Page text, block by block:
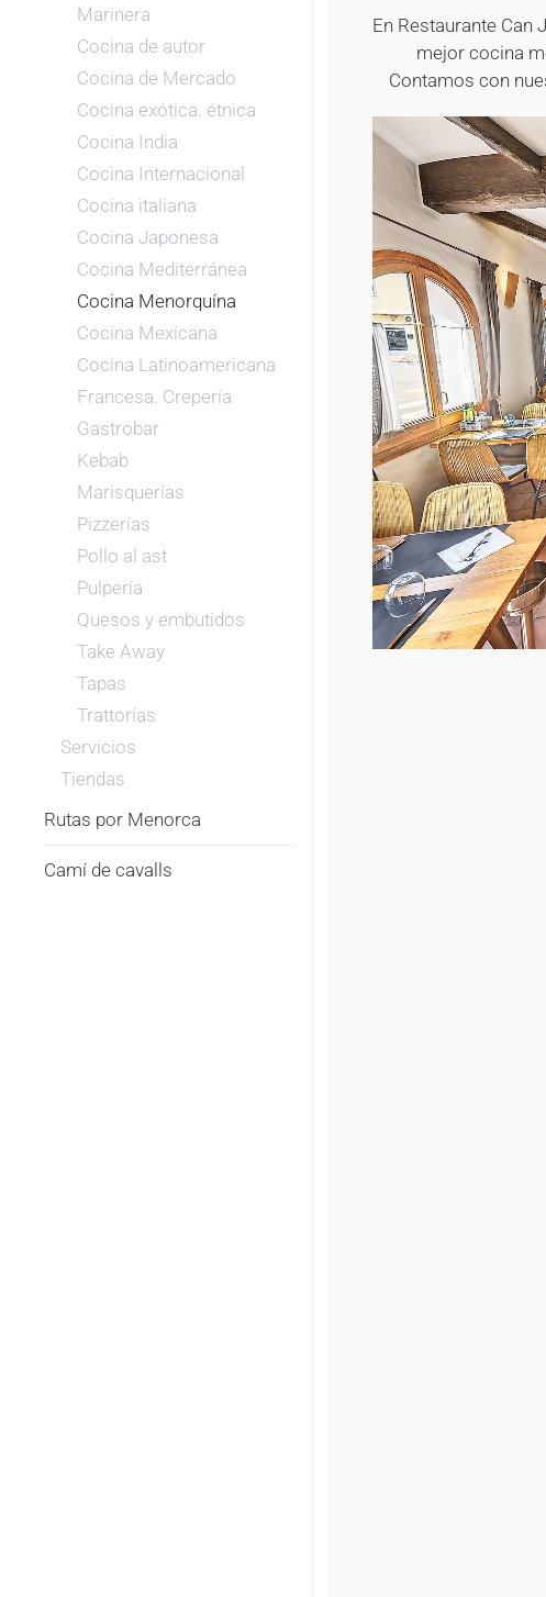
Marinera
Cocina de autor
Cocina de Mercado
Cocina exótica. étnica
Cocina India
Cocina Internacional
Cocina italiana
Cocina Japonesa
Cocina Mediterránea
Cocina Menorquína
Cocina Mexicana
Cocina Latinoamericana
Francesa. Crepería
Gastrobar
Kebab
Marisquerías
Pizzerías
Pollo al ast
Pulpería
Quesos y embutidos
Take Away
Tapas
Trattorías
Servicios
Tiendas
Rutas por Menorca
Camí de cavalls
En Restaurante Can
mejor cocina
Contamos con